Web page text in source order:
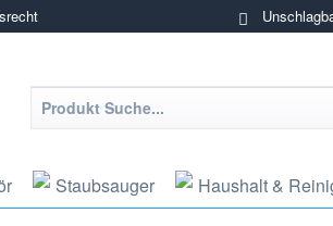
Staubsauger Haushalt &